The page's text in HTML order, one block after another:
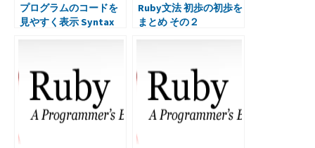
プログラムのコードを
見やすく表示 Syntax
Ruby文法 初歩の初歩を
まとめ その２